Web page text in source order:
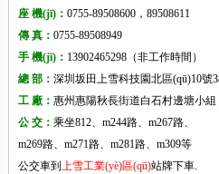
座 機(jī)： 0755-89508600，89508611
傳 真： 0755-89508949
手 機(jī)： 13902465298（非工作時間）
總 部： 深圳坂田上雪科技園北區(qū)10號
工 廠： 惠州惠陽秋長街道白石村邊塘小組
公 交： 乘坐812、m244路、m267路、
m269路、m271路、m281路、m309等
公交車到 上雪工業(yè)區(qū)站牌下車.